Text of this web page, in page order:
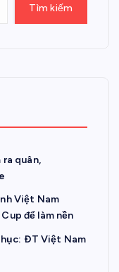
Tìm kiếm
quân,
Việt Nam
để làm nền
ĐT Việt Nam